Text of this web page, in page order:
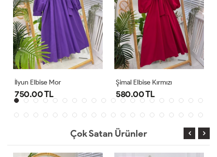
Şimal Elbise Kırmızı
580.00 TL 1,000.00 TL
Çok Satan Ürünler